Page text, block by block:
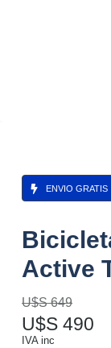
ENVIO GRATIS
Active
U$S649
U$S 490
IVA inc